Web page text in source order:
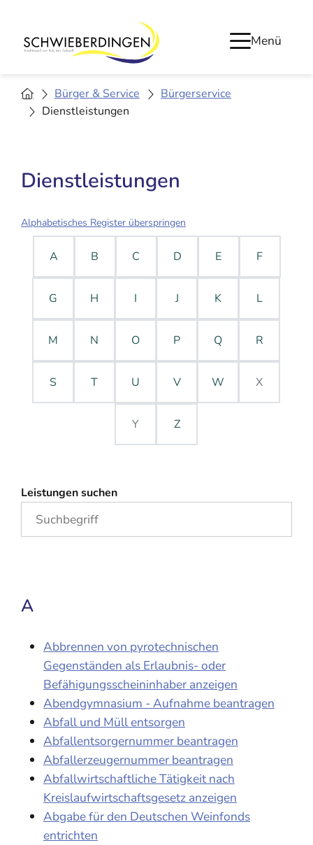
Menü
Bürger & Service
Bürgerservice
Dienstleistungen
Dienstleistungen
Alphabetisches Register überspringen
A B C D E F
G H I J K L
M N O P Q R
S T U V W X
Y Z
Leistungen suchen
A
Abbrennen von pyrotechnischen
Gegenständen als Erlaubnis- oder
Befähigungsscheininhaber anzeigen
Abendgymnasium - Aufnahme beantragen
Abfall und Müll entsorgen
Abfallentsorgernummer beantragen
Abfallerzeugernummer beantragen
Abfallwirtschaftliche Tätigkeit nach
Kreislaufwirtschaftsgesetz anzeigen
Abgabe für den Deutschen Weinfonds
entrichten